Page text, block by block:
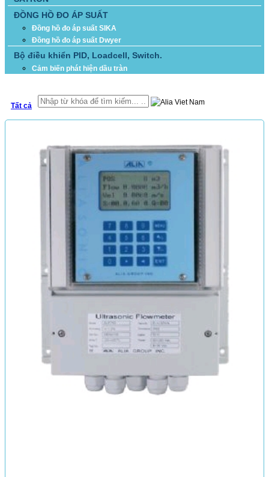
ĐỒNG HỒ ĐO ÁP SUẤT
Đồng hồ đo áp suất SIKA
Đồng hồ đo áp suất Dwyer
Bộ điều khiển PID, Loadcell, Switch.
Cảm biến phát hiện dầu tràn
Tất cả